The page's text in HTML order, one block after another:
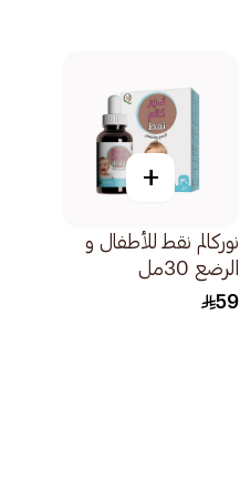
+
نوركالم نقط للأطفال و
الرضع 30مل
59